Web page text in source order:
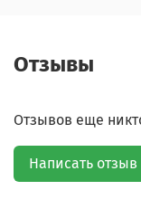
Отзывы
Отзывов еще
Написать отзыв